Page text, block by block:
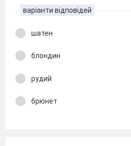
варіанти відповідей
шатен
блондин
рудий
брюнет